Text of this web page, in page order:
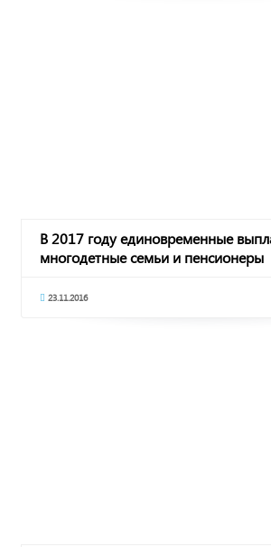
В 2017 году единовременные
многодетные семьи и пенсионеры
23.11.2016